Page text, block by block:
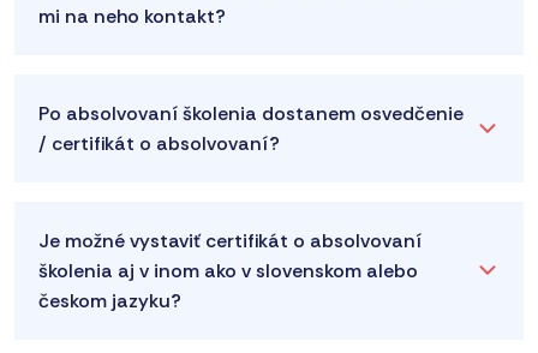
mi na neho kontakt?
Po absolvovaní školenia dostanem osvedčenie
/ certifikát o absolvovaní?
Je možné vystaviť certifikát o absolvovaní
školenia aj v inom ako v slovenskom alebo
českom jazyku?